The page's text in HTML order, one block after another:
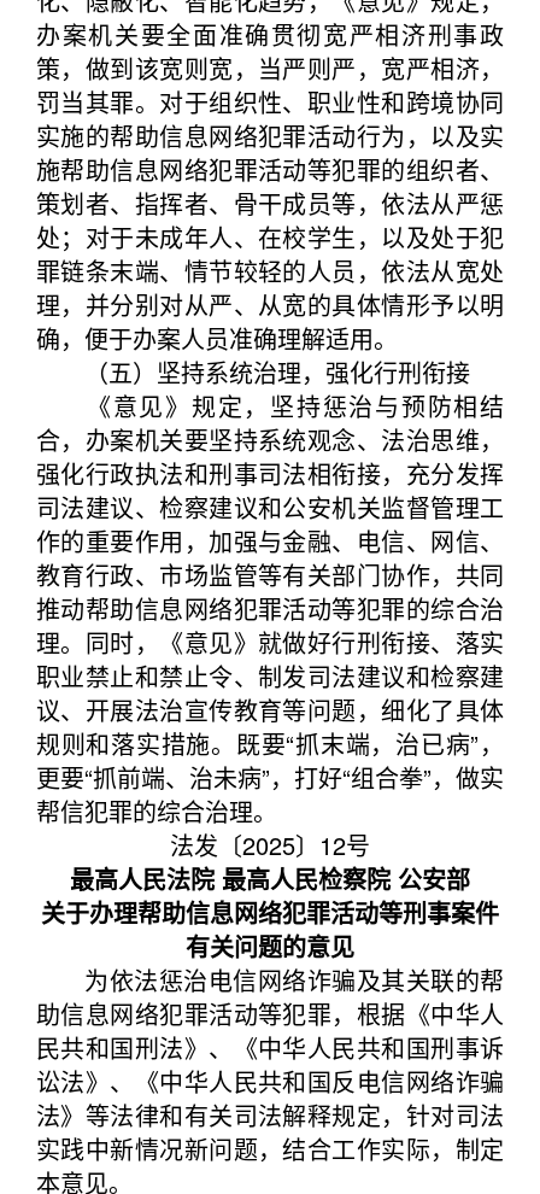
办案机关要全面准确贯彻宽严相济刑事政
策，做到该宽则宽，当严则严，宽严相济，
罚当其罪。对于组织性、职业性和跨境协同
实施的帮助信息网络犯罪活动行为，以及实
施帮助信息网络犯罪活动等犯罪的组织者、
策划者、指挥者、骨干成员等，依法从严惩
处；对于未成年人、在校学生，以及处于犯
罪链条末端、情节较轻的人员，依法从宽处
理，并分别对从严、从宽的具体情形予以明
确，便于办案人员准确理解适用。
（五）坚持系统治理，强化行刑衔接
《意见》规定，坚持惩治与预防相结
合，办案机关要坚持系统观念、法治思维，
强化行政执法和刑事司法相衔接，充分发挥
司法建议、检察建议和公安机关监督管理工
作的重要作用，加强与金融、电信、网信、
教育行政、市场监管等有关部门协作，共同
推动帮助信息网络犯罪活动等犯罪的综合治
理。同时，《意见》就做好行刑衔接、落实
职业禁止和禁止令、制发司法建议和检察建
议、开展法治宣传教育等问题，细化了具体
规则和落实措施。既要“抓末端，治已病”，
更要“抓前端、治未病”，打好“组合拳”，做实
帮信犯罪的综合治理。
法发〔2025〕12号
最高人民法院 最高人民检察院 公安部
关于办理帮助信息网络犯罪活动等刑事案件
有关问题的意见
为依法惩治电信网络诈骗及其关联的帮
助信息网络犯罪活动等犯罪，根据《中华人
民共和国刑法》、《中华人民共和国刑事诉
讼法》、《中华人民共和国反电信网络诈骗
法》等法律和有关司法解释规定，针对司法
实践中新情况新问题，结合工作实际，制定
本意见。